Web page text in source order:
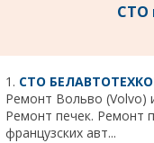
СТО
1. СТО
Ремонт Вольво (Volvo)
Ремонт печек. Ремонт
французских авт...